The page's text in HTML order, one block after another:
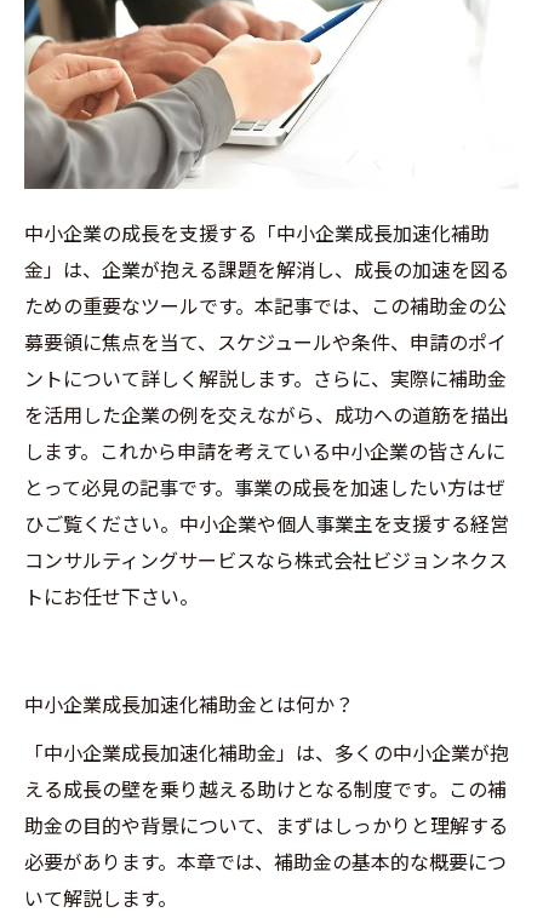
中小企業の成長を支援する「中小企業成長加速化補助
金」は、企業が抱える課題を解消し、成長の加速を図る
ための重要なツールです。本記事では、この補助金の公
募要領に焦点を当て、スケジュールや条件、申請のポイ
ントについて詳しく解説します。さらに、実際に補助金
を活用した企業の例を交えながら、成功への道筋を描出
します。これから申請を考えている中小企業の皆さんに
とって必見の記事です。事業の成長を加速したい方はぜ
ひご覧ください。中小企業や個人事業主を支援する経営
コンサルティングサービスなら株式会社ビジョンネクス
トにお任せ下さい。
中小企業成長加速化補助金とは何か？
「中小企業成長加速化補助金」は、多くの中小企業が抱
える成長の壁を乗り越える助けとなる制度です。この補
助金の目的や背景について、まずはしっかりと理解する
必要があります。本章では、補助金の基本的な概要につ
いて解説します。